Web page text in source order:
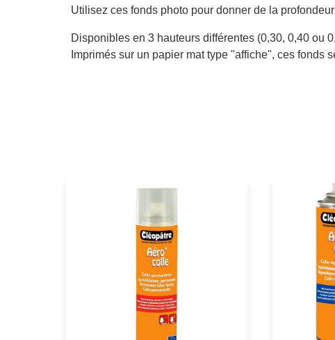
Utilisez ces fonds photo pour donner de la
Disponibles en 3 hauteurs différentes (0,30, 0,40 ou
Imprimés sur un papier mat type "affiche", ces